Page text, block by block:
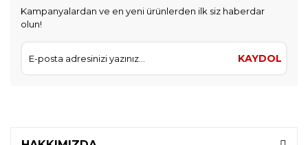
Kampanyalardan ve en yeni ürünlerden ilk siz haberdar
olun!
KAYDOL